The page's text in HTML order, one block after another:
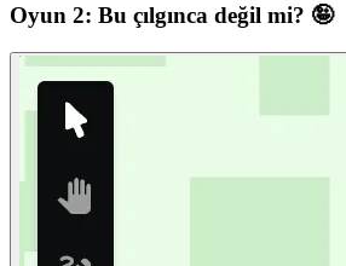
Oyun 2: Bu çılgınca değil mi? 🤪